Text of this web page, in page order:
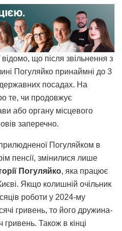
що після звільнення з
Погуляйко принаймні до 3
посадах. На
те, чи продовжує
або органу місцевого
заперечно.
Погуляйком в
пенсії, змінилися лише
Погуляйко, яка працює
Якщо колишній очільник
роботи у 2024-му
гривень, то його дружина-
гривень. Також в кінці